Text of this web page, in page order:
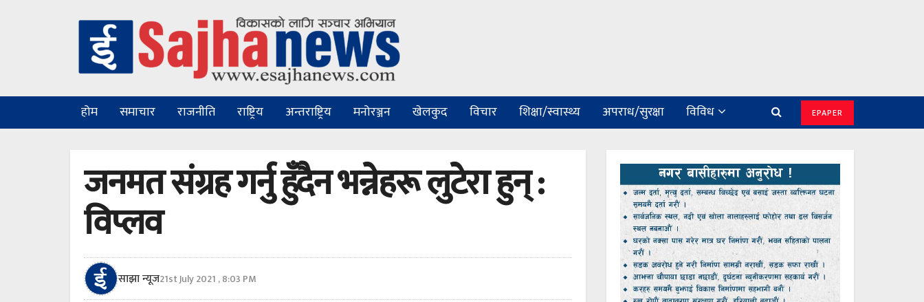
होम समाचार राजनीति राष्ट्रिय अन्तराष्ट्रिय मनोरञ्जन खेलकुद विचार शिक्षा/स्वास्थ्य अपराध/सुरक्षा विविध EPAPER
जनमत संग्रह गर्नु हुँदैन भन्नेहरू लुटेरा हुन् :
विप्लव
साझा न्यूज21st July 2021 , 8:03 PM